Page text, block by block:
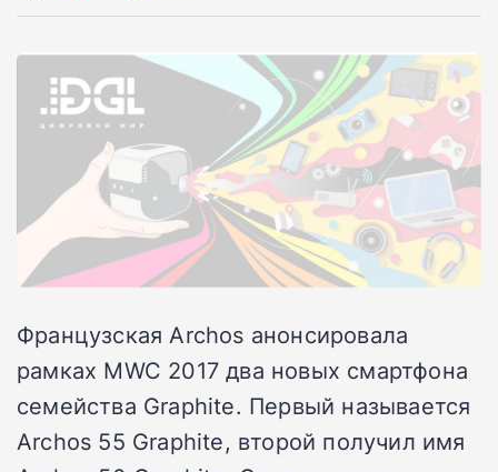
Французская Archos анонсировала
рамках MWC 2017 два новых смартфона
семейства Graphite. Первый называется
Archos 55 Graphite, второй получил имя